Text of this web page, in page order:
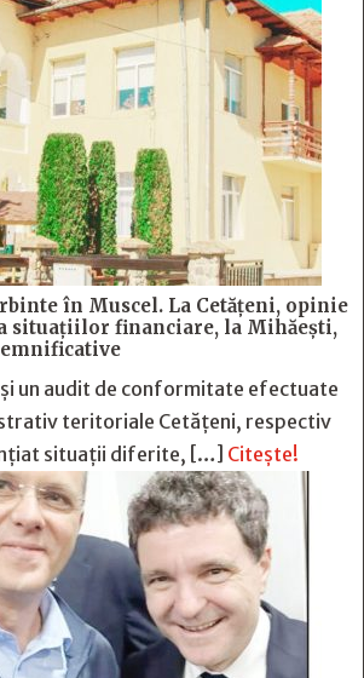
în Muscel. La Cetăţeni, opinie
situaţiilor financiare, la Mihăeşti,
un audit de conformitate efectuate
teritoriale Cetățeni, respectiv
situații diferite, […] Citește!